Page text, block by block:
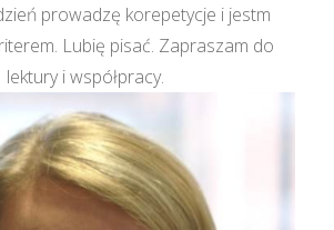
prowadzę korepetycje i jestm
Lubię pisać. Zapraszam do
lektury i współpracy.